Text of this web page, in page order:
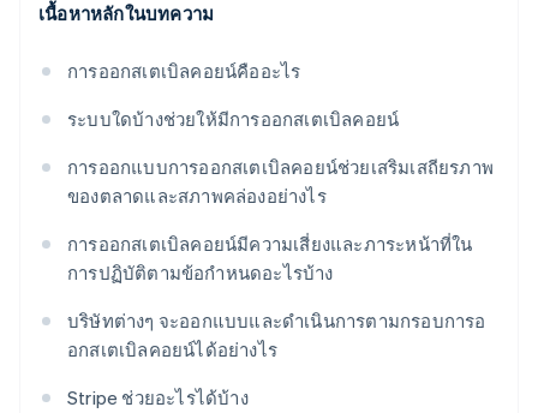
เนื้อหาหลักในบทความ
การออกสเตเบิลคอยน์คืออะไร
ระบบใดบ้างช่วยให้มีการออกสเตเบิลคอยน์
การออกแบบการออกสเตเบิลคอยน์ช่วยเสริมเสถียรภาพ
ของตลาดและสภาพคล่องอย่างไร
การออกสเตเบิลคอยน์มีความเสี่ยงและภาระหน้าที่ใน
การปฏิบัติตามข้อกำหนดอะไรบ้าง
บริษัทต่างๆ จะออกแบบและดำเนินการตามกรอบการอ
อกสเตเบิลคอยน์ได้อย่างไร
Stripe ช่วยอะไรได้บ้าง